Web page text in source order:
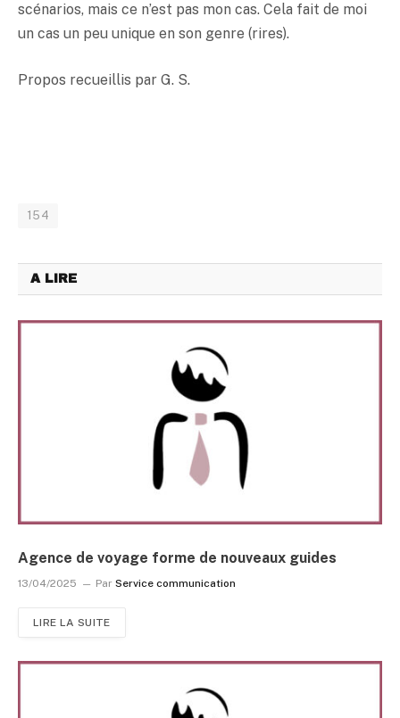
scénarios, mais ce n’est pas mon cas. Cela fait de moi
un cas un peu unique en son genre (rires).
Propos recueillis par G. S.
154
A LIRE
Agence de voyage forme de nouveaux guides
13/04/2025 Par Service communication
LIRE LA SUITE